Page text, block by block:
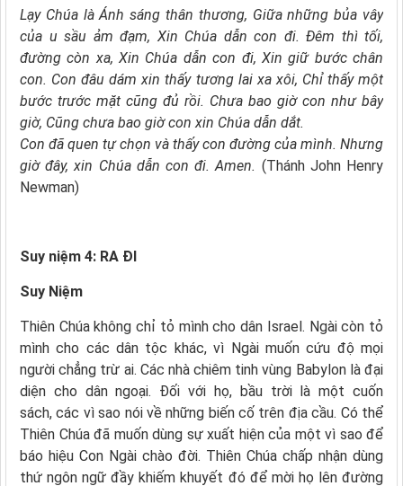
Lạy Chúa là Ánh sáng thân thương, Giữa những bủa vây
của u sầu ảm đạm, Xin Chúa dẫn con đi. Đêm thì tối,
đường còn xa, Xin Chúa dẫn con đi, Xin giữ bước chân
con. Con đâu dám xin thấy tương lai xa xôi, Chỉ thấy một
bước trước mặt cũng đủ rồi. Chưa bao giờ con như bây
giờ, Cũng chưa bao giờ con xin Chúa dẫn dắt.
Con đã quen tự chọn và thấy con đường của mình. Nhưng
giờ đây, xin Chúa dẫn con đi. Amen. (Thánh John Henry
Newman)
Suy niệm 4: RA ĐI
Suy Niệm
Thiên Chúa không chỉ tỏ mình cho dân Israel. Ngài còn tỏ
mình cho các dân tộc khác, vì Ngài muốn cứu độ mọi
người chẳng trừ ai. Các nhà chiêm tinh vùng Babylon là đại
diện cho dân ngoại. Ðối với họ, bầu trời là một cuốn
sách, các vì sao nói về những biến cố trên địa cầu. Có thể
Thiên Chúa đã muốn dùng sự xuất hiện của một vì sao để
báo hiệu Con Ngài chào đời. Thiên Chúa chấp nhận dùng
thứ ngôn ngữ đầy khiếm khuyết đó để mời họ lên đường